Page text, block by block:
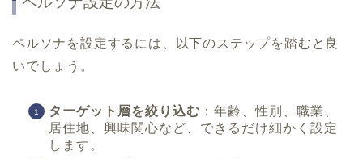
ペルソナを設定するには、以下のステップを踏むと良
いでしょう。
ターゲット層を絞り込む ：年齢、性別、職業、
居住地、興味関心など、できるだけ細かく設定
します。